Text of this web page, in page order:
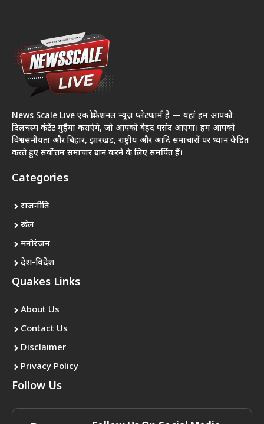
News Scale Live एक प्रोफेशनल न्यूज़ प्लेटफार्म है — यहां हम आपको
दिलचस्प कंटेंट मुहैया कराएंगे, जो आपको बेहद पसंद आएगा। हम आपको
विश्वसनीयता और बिहार, झारखंड, राष्ट्रीय और आदि समाचारों पर ध्यान केंद्रित
करते हुए सर्वोत्तम समाचार प्रदान करने के लिए समर्पित हैं।
Categories
राजनीति
खेल
मनोरंजन
देश-विदेश
Quakes Links
About Us
Contact Us
Disclaimer
Privacy Policy
Follow Us